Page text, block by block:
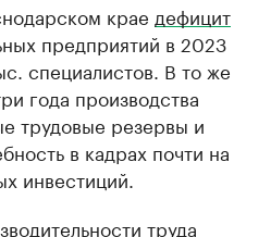
крае дефицит
предприятий в 2023
специалистов. В то же
года производства
трудовые резервы и
в кадрах почти на
инвестиций.
труда